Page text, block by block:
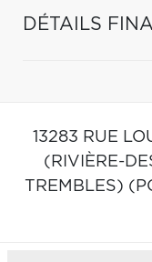
DÉTAILS
13283 RUE
(RIVIÈRE-
TREMBLES)